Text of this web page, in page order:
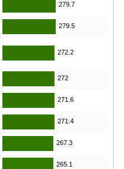
279.7
279.5
272.2
272
271.6
271.4
267.3
265.1